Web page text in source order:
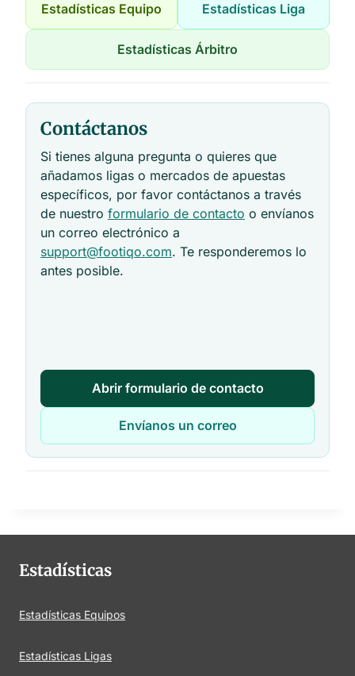
Estadísticas Equipo Estadísticas Liga
Estadísticas Árbitro
Contáctanos
Si tienes alguna pregunta o quieres que
añadamos ligas o mercados de apuestas
específicos, por favor contáctanos a través
de nuestro formulario de contacto o envíanos
un correo electrónico a
support@footiqo.com. Te responderemos lo
antes posible.
Abrir formulario de contacto
Envíanos un correo
Estadísticas
Estadísticas Equipos
Estadísticas Ligas